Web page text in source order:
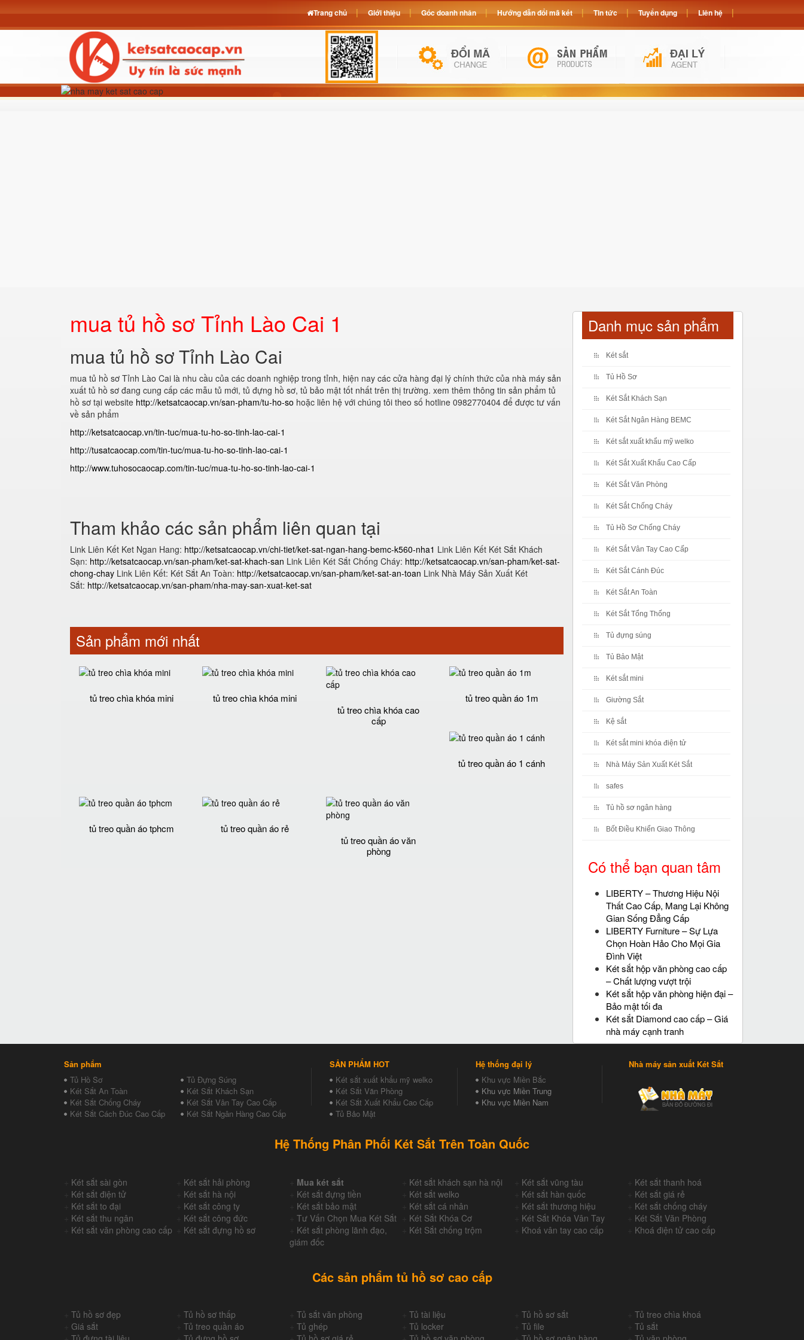
mua tủ hồ sơ Tỉnh Lào Cai 1
mua tủ hồ sơ Tỉnh Lào Cai
mua tủ hồ sơ Tỉnh Lào Cai là nhu cầu của các doanh nghiệp trong tỉnh, hiện nay các cửa hàng đại lý chính thức của nhà máy sản
xuất tủ hồ sơ đang cung cấp các mẫu tủ mới, tủ đựng hồ sơ, tủ bảo mật tốt nhất trên thị trường. xem thêm thông tin sản phẩm tủ
hồ sơ tại website http://ketsatcaocap.vn/san-pham/tu-ho-so hoặc liên hệ với chúng tôi theo số hotline 0982770404 để được tư vấn
về sản phẩm
http://ketsatcaocap.vn/tin-tuc/mua-tu-ho-so-tinh-lao-cai-1
http://tusatcaocap.com/tin-tuc/mua-tu-ho-so-tinh-lao-cai-1
http://www.tuhosocaocap.com/tin-tuc/mua-tu-ho-so-tinh-lao-cai-1
Tham khảo các sản phẩm liên quan tại
Link Liên Kết Ket Ngan Hang: http://ketsatcaocap.vn/chi-tiet/ket-sat-ngan-hang-bemc-k560-nha1 Link Liên Kết Két Sắt Khách
Sạn: http://ketsatcaocap.vn/san-pham/ket-sat-khach-san Link Liên Két Sắt Chống Cháy: http://ketsatcaocap.vn/san-pham/ket-sat-
chong-chay Link Liên Kết: Két Sắt An Toàn: http://ketsatcaocap.vn/san-pham/ket-sat-an-toan Link Nhà Máy Sản Xuất Két
Sắt: http://ketsatcaocap.vn/san-pham/nha-may-san-xuat-ket-sat
Sản phẩm mới nhất
tủ treo chìa khóa mini
tủ treo chìa khóa mini
tủ treo chìa khóa cao
cấp
tủ treo quần áo 1m
tủ treo quần áo 1 cánh
tủ treo quần áo tphcm
tủ treo quần áo rẻ
tủ treo quần áo văn
phòng
Danh mục sản phẩm
Két sắt
Tủ Hồ Sơ
Két Sắt Khách Sạn
Két Sắt Ngân Hàng BEMC
Két sắt xuất khẩu mỹ welko
Két Sắt Xuất Khẩu Cao Cấp
Két Sắt Văn Phòng
Két Sắt Chống Cháy
Tủ Hồ Sơ Chống Cháy
Két Sắt Vân Tay Cao Cấp
Két Sắt Cánh Đúc
Két Sắt An Toàn
Két Sắt Tổng Thống
Tủ đựng súng
Tủ Bảo Mật
Két sắt mini
Giường Sắt
Kệ sắt
Két sắt mini khóa điện tử
Nhà Máy Sản Xuất Két Sắt
safes
Tủ hồ sơ ngân hàng
Bốt Điều Khiển Giao Thông
Có thể bạn quan tâm
LIBERTY – Thương Hiệu Nội
Thất Cao Cấp, Mang Lại Không
Gian Sống Đẳng Cấp
LIBERTY Furniture – Sự Lựa
Chọn Hoàn Hảo Cho Mọi Gia
Đình Việt
Két sắt hộp văn phòng cao cấp
– Chất lượng vượt trội
Két sắt hộp văn phòng hiện đại –
Bảo mật tối đa
Két sắt Diamond cao cấp – Giá
nhà máy cạnh tranh
Sản phẩm
Tủ Hồ Sơ
Tủ Đựng Súng
Két Sắt An Toàn
Két Sắt Khách Sạn
Két Sắt Chống Cháy
Két Sắt Vân Tay Cao Cấp
Két Sắt Cách Đúc Cao Cấp
Két Sắt Ngân Hàng Cao Cấp
SẢN PHẨM HOT
Két sắt xuất khẩu mỹ welko
Két Sắt Văn Phòng
Két Sắt Xuất Khẩu Cao Cấp
Tủ Bảo Mật
Hệ thống đại lý
Khu vực Miền Bắc
Khu vực Miền Trung
Khu vực Miền Nam
Nhà máy sản xuất Két Sắt
Hệ Thống Phân Phối Két Sắt Trên Toàn Quốc
Két sắt sài gòn Két sắt hải phòng Mua két sắt Két sắt khách sạn hà nội Két sắt vũng tàu
Két sắt thanh hoá
Két sắt điện tử Két sắt hà nội Két sắt đựng tiền Két sắt welko Két sắt hàn quốc
Két sắt giá rẻ
Két sắt to đại Két sắt công ty Két sắt bảo mật Két sắt cá nhân Két sắt thương hiệu
Két sắt chống cháy
Két sắt thu ngân Két sắt công đức Tư Vấn Chọn Mua Két Sắt Két Sắt Khóa Cơ Két Sắt Khóa Vân Tay
Két Sắt Văn Phòng
Két sắt văn phòng cao cấp Két sắt đựng hồ sơ
Két sắt phòng lãnh đạo,
giám đốc
Két Sắt chống trộm Khoá vân tay cao cấp Khoá điện tử cao cấp
Các sản phẩm tủ hồ sơ cao cấp
Tủ hồ sơ đẹp +Tủ hồ sơ thấp Tủ sắt văn phòng Tủ tài liệu +Tủ hồ sơ sắt
Tủ treo chìa khoá
Giá sắt +Tủ treo quần áo Tủ ghép Tủ locker +Tủ file
Tủ sắt
Trang chủ Giới thiệu Góc doanh nhân Hướng dẫn đổi mã két Tin tức Tuyển dụng Liên hệ